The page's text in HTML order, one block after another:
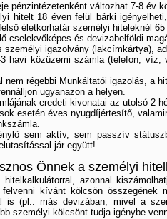
pénzintézetenként változhat 7-8 év
hitelt 18 éven felül bárki
életkorhatár személyi hiteleknél 65
cselekvőképes és devizabelföldi
személyi igazolvány (lakcímkártya),
3 havi közüzemi számla (telefon,
nem régebbi Munkáltatói igazolás, a
ugyanazon a helyen.
eredeti kivonatai az utolsó 2
esetén éves nyugdíjértesítő,
sem aktív, sem passzív
jár együtt!
Önnek a személyi
hitelkalkulátorral, azonnal
kívánt kölcsön összegének
is (pl.: más devizában, mivel a
személyi kölcsönt tudja igénybe